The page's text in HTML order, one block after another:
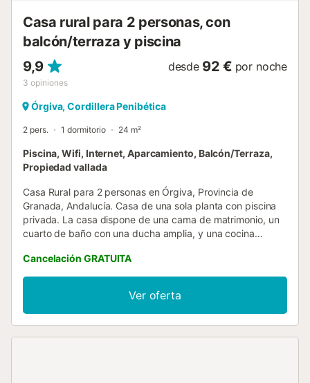
Casa rural para 2 personas, con
balcón/terraza y piscina
9,9
3 opiniones
desde 92 € por noche
Órgiva, Cordillera Penibética
2 pers. 1 dormitorio 24 m²
Piscina, Wifi, Internet, Aparcamiento, Balcón/Terraza,
Propiedad vallada
Casa Rural para 2 personas en Órgiva, Provincia de
Granada, Andalucía. Casa de una sola planta con piscina
privada. La casa dispone de una cama de matrimonio, un
cuarto de baño con una ducha amplia, y una cocina
balcón, con patio interior, nada más entrar, que nos ofrece
una vista panorámica a través del jardín, del valle y de la
sierra. Experiencia que inmediatamente nos confirma
haber llegado a un muy grato lugar. Junto a ello y en una
terraza más abajo se encuentra la piscina y una barbacoa
Cancelación GRATUITA
Ver oferta